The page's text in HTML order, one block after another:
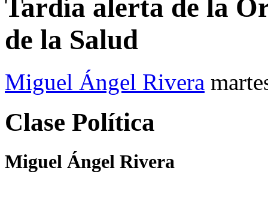
Tardía alerta de la
de la Salud
Miguel Ángel Rivera
Clase Política
Miguel Ángel Rivera